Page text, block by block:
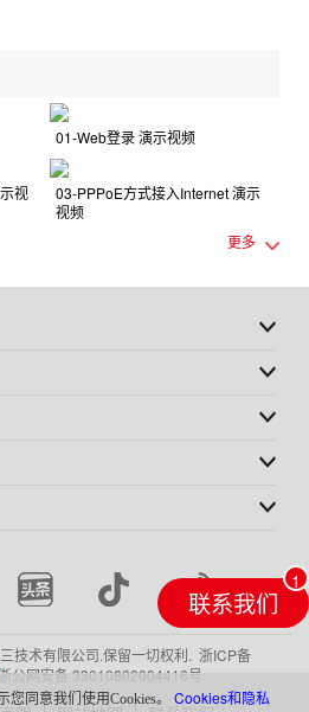
d
o
01-Web登录 演示视频
视
03-PPPoE方式接入Internet 演示
视频
更多
技术有限公司.保留一切权利. 浙ICP备
浙公网安备 33010802004416号
联系我们
您同意我们使用Cookies。 Cookies和隐私